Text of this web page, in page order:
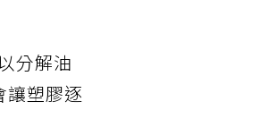
分解油
讓塑膠逐